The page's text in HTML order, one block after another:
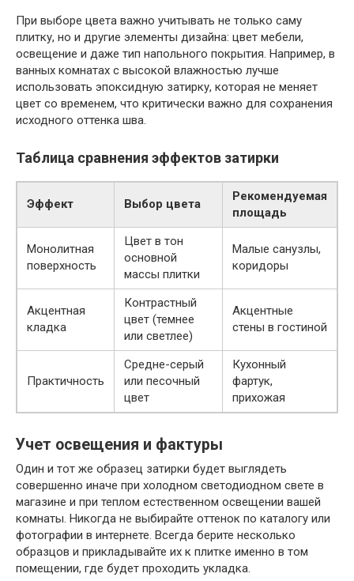
При выборе цвета важно учитывать не только саму
плитку, но и другие элементы дизайна: цвет мебели,
освещение и даже тип напольного покрытия. Например, в
ванных комнатах с высокой влажностью лучше
использовать эпоксидную затирку, которая не меняет
цвет со временем, что критически важно для сохранения
исходного оттенка шва.
Таблица сравнения эффектов затирки
Эффект Выбор цвета
Рекомендуемая
площадь
Монолитная
поверхность
Цвет в тон
основной
массы плитки
Малые санузлы,
коридоры
Акцентная
кладка
Контрастный
цвет (темнее
или светлее)
Акцентные
стены в гостиной
Практичность
Средне-серый
или песочный
цвет
Кухонный
фартук,
прихожая
Учет освещения и фактуры
Один и тот же образец затирки будет выглядеть
совершенно иначе при холодном светодиодном свете в
магазине и при теплом естественном освещении вашей
комнаты. Никогда не выбирайте оттенок по каталогу или
фотографии в интернете. Всегда берите несколько
образцов и прикладывайте их к плитке именно в том
помещении, где будет проходить укладка.